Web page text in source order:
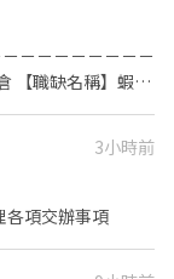
供餐 #日領全薪
安心求
！ 🗓️【休假
班，兼 職、長期
倫國際歡迎你加
倫音樂節、員工
國際歡迎你加入！
－－－－－－－－
3小時前
各項交辦事項